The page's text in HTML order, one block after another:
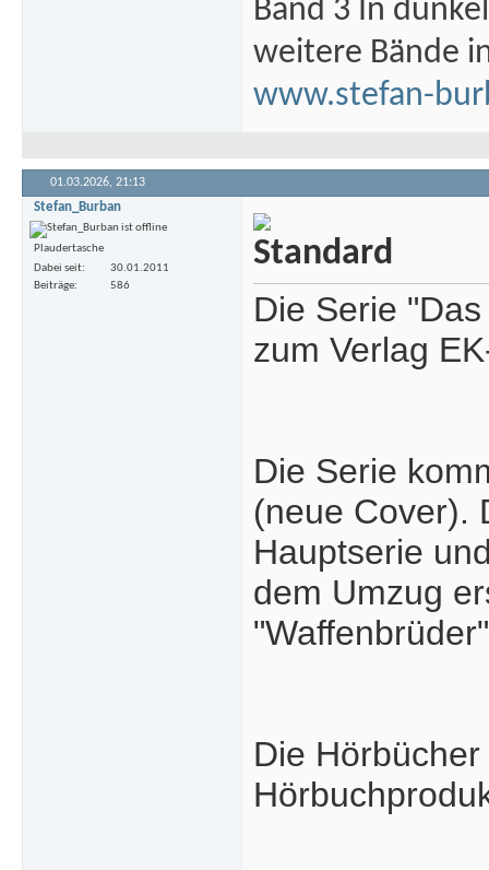
Band 3 In
weitere Bände
www.stefan-
01.03.2026, 21:13
Stefan_Burban
Plaudertasche
Dabei seit
30.01.2011
Beiträge
586
Die Serie
zum Verlag
Die Serie
(neue Cover).
Hauptserie
dem Umzug
Die